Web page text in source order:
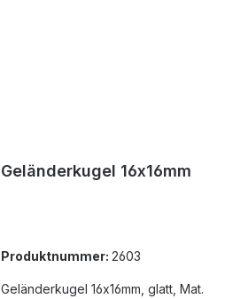
Geländerkugel 16x16mm
Produktnummer: 2603
Geländerkugel 16x16mm, glatt, Mat.